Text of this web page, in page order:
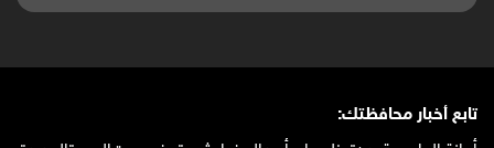
تابع أخبار محافظتك: